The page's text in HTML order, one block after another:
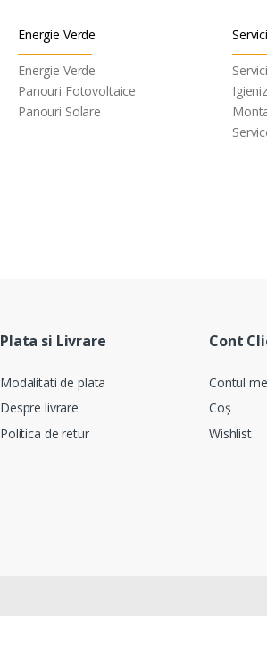
Energie Verde
Energie Verde
Panouri Fotovoltaice
Panouri Solare
Plata si Livrare
Modalitati de plata
Despre livrare
Politica de retur
Cont
Contul
Coș
Wishlist